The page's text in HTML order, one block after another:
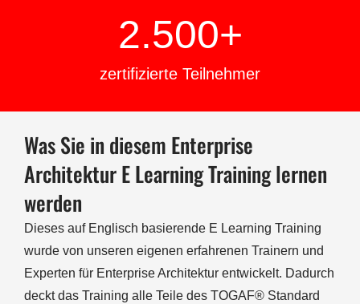
2.500+
zertifizierte Teilnehmer
Was Sie in diesem Enterprise
Architektur E Learning Training lernen
werden
Dieses auf Englisch basierende E Learning Training
wurde von unseren eigenen erfahrenen Trainern und
Experten für Enterprise Architektur entwickelt. Dadurch
deckt das Training alle Teile des TOGAF® Standard